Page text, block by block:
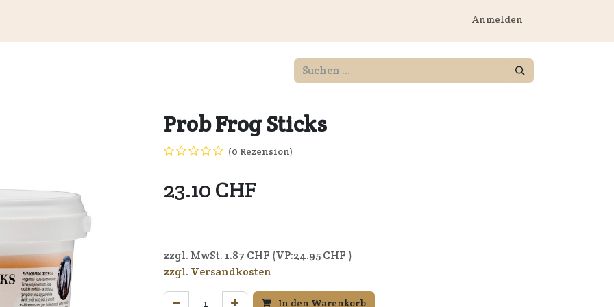
Anmelden
Prob Frog Sticks
(0 Rezension)
23.10CHF
zzgl. MwSt. 1.87 CHF (VP:24.95CHF )
zzgl. Versandkosten
In den Warenkorb